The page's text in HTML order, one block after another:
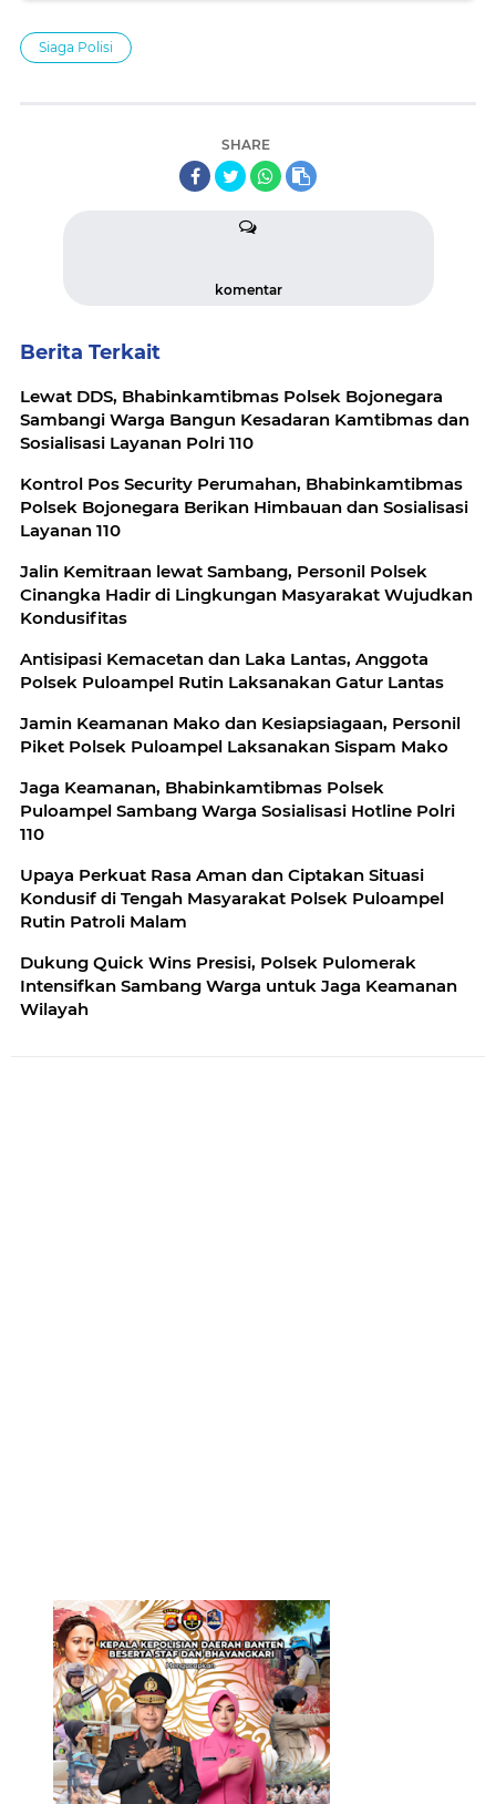
Siaga Polisi
SHARE
komentar
Berita Terkait
Lewat DDS, Bhabinkamtibmas Polsek Bojonegara
Sambangi Warga Bangun Kesadaran Kamtibmas dan
Sosialisasi Layanan Polri 110
Kontrol Pos Security Perumahan, Bhabinkamtibmas
Polsek Bojonegara Berikan Himbauan dan Sosialisasi
Layanan 110
Jalin Kemitraan lewat Sambang, Personil Polsek
Cinangka Hadir di Lingkungan Masyarakat Wujudkan
Kondusifitas
Antisipasi Kemacetan dan Laka Lantas, Anggota
Polsek Puloampel Rutin Laksanakan Gatur Lantas
Jamin Keamanan Mako dan Kesiapsiagaan, Personil
Piket Polsek Puloampel Laksanakan Sispam Mako
Jaga Keamanan, Bhabinkamtibmas Polsek
Puloampel Sambang Warga Sosialisasi Hotline Polri
110
Upaya Perkuat Rasa Aman dan Ciptakan Situasi
Kondusif di Tengah Masyarakat Polsek Puloampel
Rutin Patroli Malam
Dukung Quick Wins Presisi, Polsek Pulomerak
Intensifkan Sambang Warga untuk Jaga Keamanan
Wilayah